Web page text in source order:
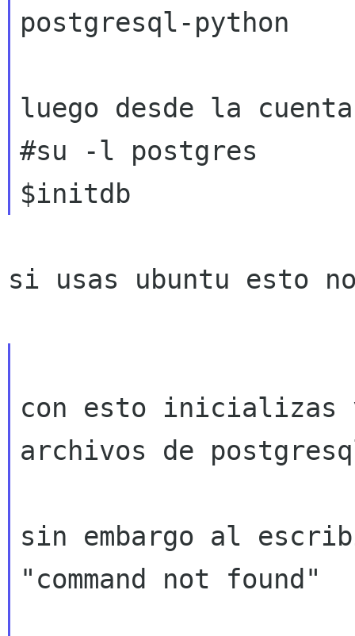
postgresql-python
luego desde la
#su -l postgres
si usas ubuntu esto
con esto inicializas
archivos de
sin embargo al
"command not found"